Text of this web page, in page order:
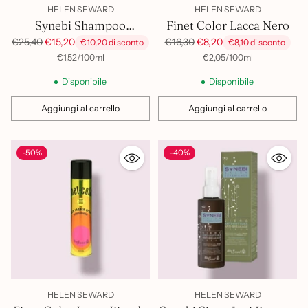
HELEN SEWARD
Synebi Shampoo
Volumizzante 1Lt
Prezzo
€25,40€15,20 €10,20 di sconto
Prezzo
€1,52/
per 100ml
Disponibile
Aggiungi al carrello
Quantità
HELEN SEWARD
Finet Color Lacca Nero
Prezzo
€16,30€8,20 €8,10 di sconto
Prezzo
€2,05/
per 100ml
Disponibile
Aggiungi al carrello
Quantità
-50%
HELEN SEWARD
-40%
HELEN SEWARD